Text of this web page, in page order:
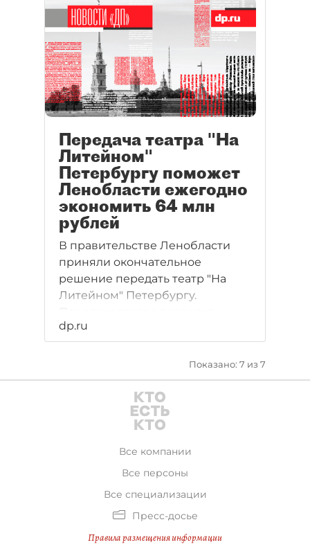
Передача театра "На
Литейном"
Петербургу поможет
Ленобласти ежегодно
экономить 64 млн
рублей
В правительстве Ленобласти
приняли окончательное
решение передать театр "На
Литейном" Петербургу.
областному бюджету ежегодно
экономить 64 млн рублей.
dp.ru
Показано: 7 из 7
Все компании
Все персоны
Все специализации
Пресс-досье
Правила размещения информации